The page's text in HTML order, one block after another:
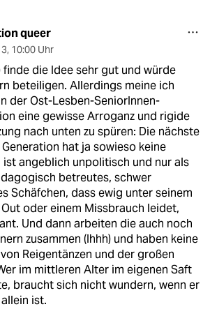
queer
, 10:00 Uhr
finde die Idee sehr gut und würde
beteiligen. Allerdings meine ich
der Ost-Lesben-SeniorInnen-
eine gewisse Arroganz und rigide
nach unten zu spüren: Die nächste
Generation hat ja sowieso keine
ist angeblich unpolitisch und nur als
betreutes, schwer
Schäfchen, dass ewig unter seinem
oder einem Missbrauch leidet,
Und dann arbeiten die auch noch
zusammen (Ihhh) und haben keine
Reigentänzen und der großen
im mittleren Alter im eigenen Saft
braucht sich nicht wundern, wenn er
ist.